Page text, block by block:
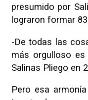
presumido por
lograron formar
-De todas las
más orgulloso
Salinas Pliego en
Pero esa